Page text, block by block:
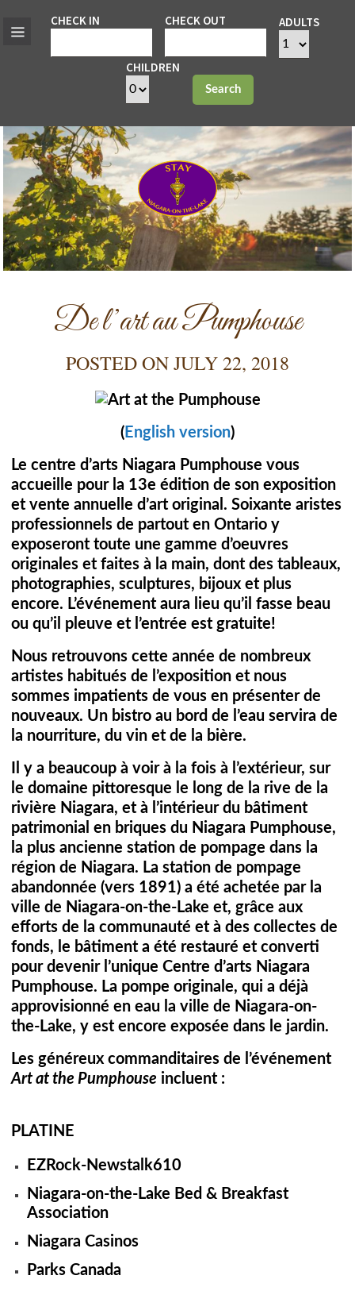
CHECK IN CHECK OUT ADULTS
CHILDREN
Search
De l’art au Pumphouse
POSTED ONJULY 22, 2018
( English version)
Le centre d’arts Niagara Pumphouse vous
accueille pour la 13e édition de son exposition
et vente annuelle d’art original. Soixante aristes
professionnels de partout en Ontario y
exposeront toute une gamme d’oeuvres
originales et faites à la main, dont des tableaux,
photographies, sculptures, bijoux et plus
encore. L’événement aura lieu qu’il fasse beau
ou qu’il pleuve et l’entrée est gratuite!
Nous retrouvons cette année de nombreux
artistes habitués de l’exposition et nous
sommes impatients de vous en présenter de
nouveaux. Un bistro au bord de l’eau servira de
la nourriture, du vin et de la bière.
Il y a beaucoup à voir à la fois à l’extérieur, sur
le domaine pittoresque le long de la rive de la
rivière Niagara, et à l’intérieur du bâtiment
patrimonial en briques du Niagara Pumphouse,
la plus ancienne station de pompage dans la
région de Niagara. La station de pompage
abandonnée (vers 1891) a été achetée par la
ville de Niagara-on-the-Lake et, grâce aux
efforts de la communauté et à des collectes de
fonds, le bâtiment a été restauré et converti
pour devenir l’unique Centre d’arts Niagara
Pumphouse. La pompe originale, qui a déjà
approvisionné en eau la ville de Niagara-on-
the-Lake, y est encore exposée dans le jardin.
Les généreux commanditaires de l’événement
Art at the Pumphouse incluent :
PLATINE
EZRock-Newstalk610
Niagara-on-the-Lake Bed & Breakfast
Association
Niagara Casinos
Parks Canada